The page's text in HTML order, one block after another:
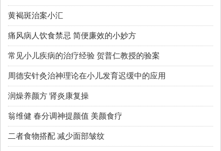
黄褐斑治案小汇
痛风病人饮食禁忌 简便廉效的小妙方
常见小儿疾病的治疗经验 贺普仁教授的验案
周德安针灸治神理论在小儿发育迟缓中的应用
润燥养颜方 肾炎康复操
翁维健 春分调神提颜值 美颜食疗
二者食物搭配 减少面部皱纹